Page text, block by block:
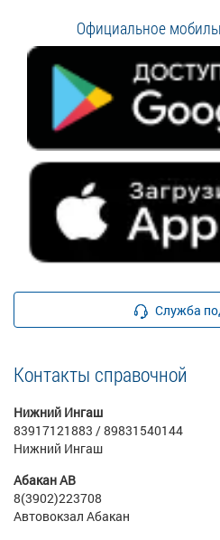
Официальное
Служба
Контакты справочной
Нижний Ингаш
83917121883 / 89831540144
Нижний Ингаш
Абакан АВ
8(3902)223708
Автовокзал Абакан